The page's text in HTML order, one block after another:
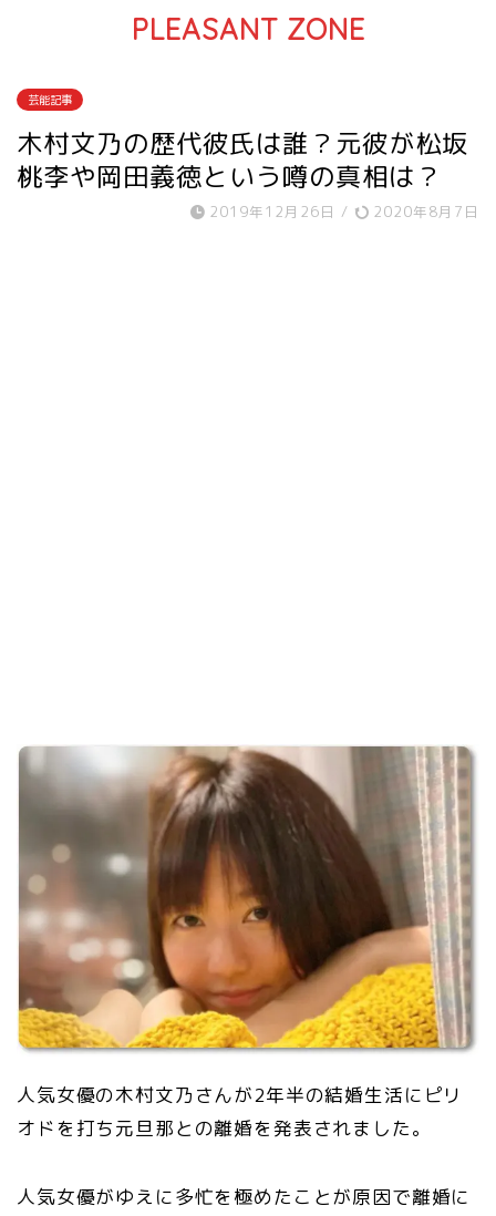
PLEASANT ZONE
芸能記事
木村文乃の歴代彼氏は誰？元彼が松坂
桃李や岡田義徳という噂の真相は？
2019年12月26日 / 2020年8月7日
人気女優の木村文乃さんが2年半の結婚生活にピリ
オドを打ち元旦那との離婚を発表されました。
人気女優がゆえに多忙を極めたことが原因で離婚に